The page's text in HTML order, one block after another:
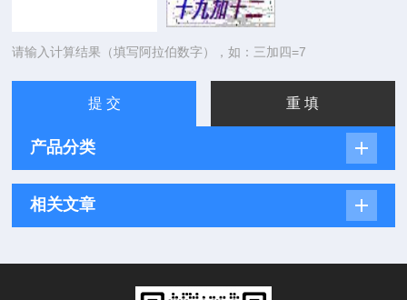
请输入计算结果（填写阿拉伯数字），如：三加四=7
产品分类
相关文章